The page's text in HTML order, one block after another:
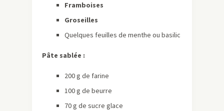
Framboises
Groseilles
Quelques feuilles de menthe ou basilic
Pâte sablée :
200 g de farine
100 g de beurre
70 g de sucre glace